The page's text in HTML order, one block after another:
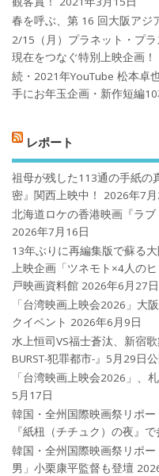
春を呼ぶ、第 16 回大阪アジ
2/15（月）プラネット・プ
現在をつなぐ特別上映企画！
続・2021年YouTube 松本卓
手にお年玉企画・新作短編10
レポート
祖母が残した113通の手紙の
密』関西上映中！
2026年7
北海道ロケの香港映画『ラ
2026年7月16日
13年ぶりに再編集版で蘇る
上映企画「ツネモト×4人の
戸映画資料館 2026年6月27日
「台湾映画上映会2026」大
クイベント 2026年6月9日
水上恒司VS福士蒼汰、新宿
BURST-犯罪都市-』5月29日公
「台湾映画上映会2026」、
5月17日
韓国・全州国際映画祭リポ
『紙杻（チチュク）の夜』で
韓国・全州国際映画祭リポ
男」小栗康平監督も登壇